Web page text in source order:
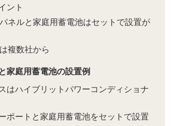
ント
ネルと家庭用蓄電池はセットで設置が
複数社から
家庭用蓄電池の設置例
はハイブリットパワーコンディショナ
ポートと家庭用蓄電池をセットで設置